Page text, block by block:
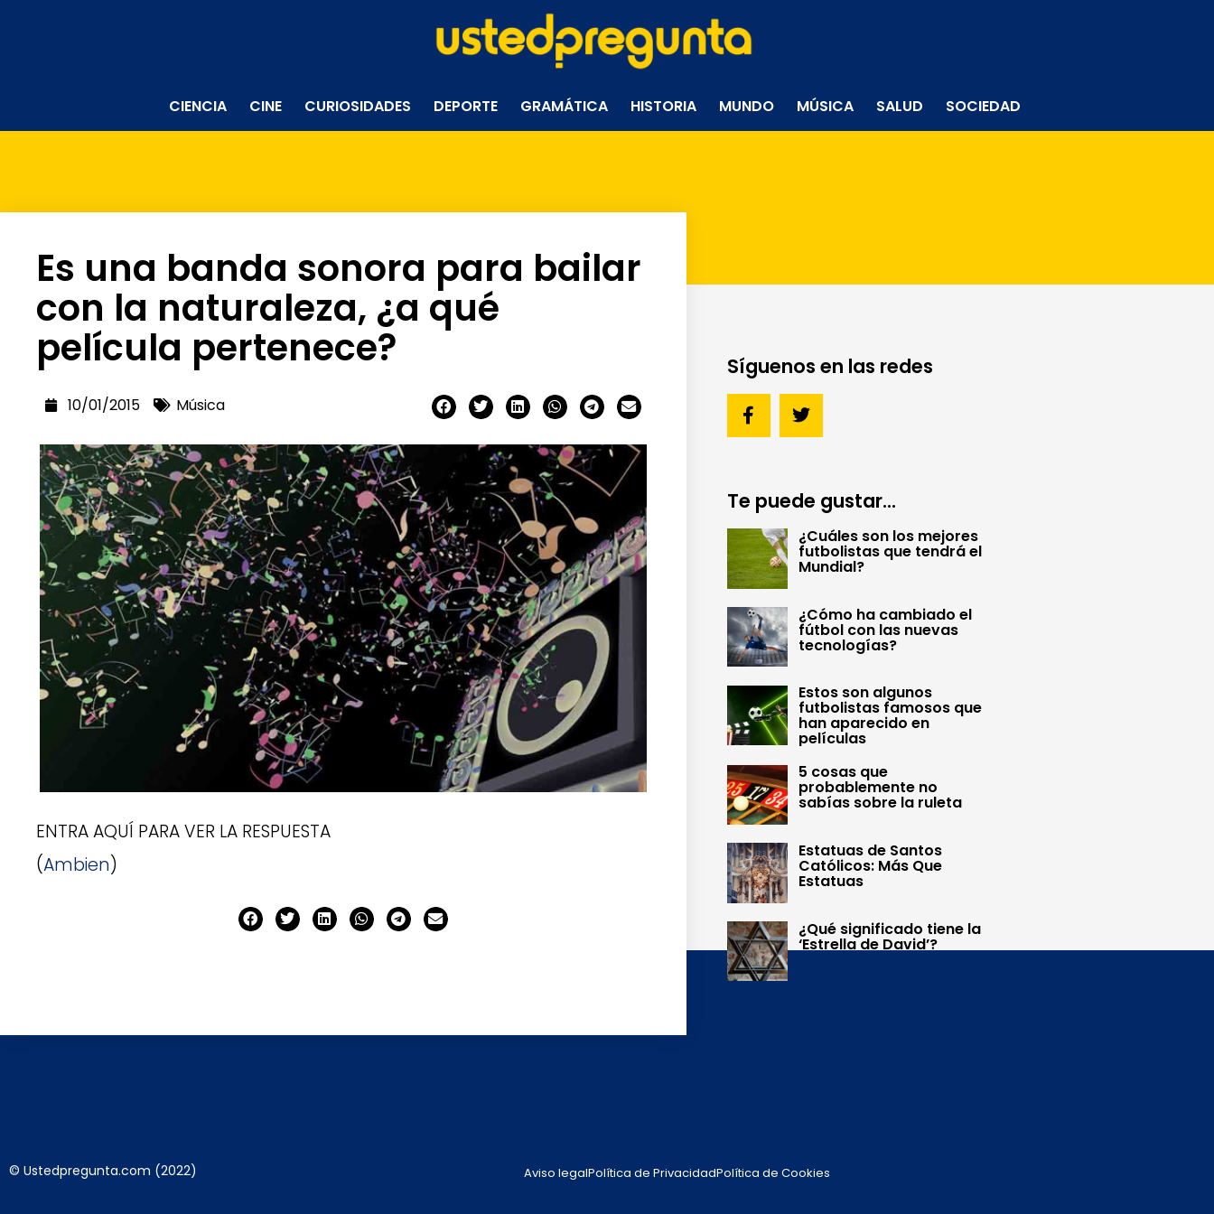
CIENCIA CINE CURIOSIDADES DEPORTE GRAMÁTICA HISTORIA MUNDO MÚSICA SALUD SOCIEDAD
Es una banda sonora para bailar
con la naturaleza, ¿a qué
película pertenece?
10/01/2015 Música
ENTRA AQUÍ PARA VER LA RESPUESTA
(Ambien)
Síguenos en las redes
Te puede gustar...
¿Cuáles son los mejores
futbolistas que tendrá el
Mundial?
¿Cómo ha cambiado el
fútbol con las nuevas
tecnologías?
Estos son algunos
futbolistas famosos que
han aparecido en
películas
5 cosas que
probablemente no
sabías sobre la ruleta
Estatuas de Santos
Católicos: Más Que
Estatuas
¿Qué significado tiene la
‘Estrella de David’?
© Ustedpregunta.com (2022) Aviso legalPolítica de PrivacidadPolítica de Cookies